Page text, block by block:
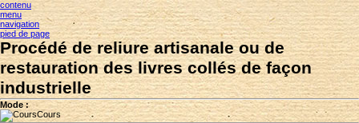
contenu
menu
navigation
pied de page
Procédé de reliure artisanale ou de
restauration des livres collés de façon
industrielle
Mode :
Cours